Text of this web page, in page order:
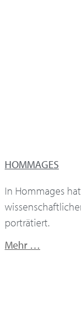
HOMMAGES
In Hommages
porträtiert.
Mehr …